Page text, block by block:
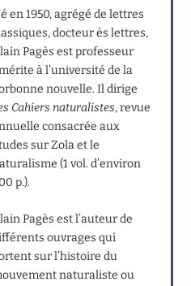
en 1950, agrégé de lettres
docteur ès lettres,
Pagès est professeur
à l’université de la
nouvelle. Il dirige
Cahiers naturalistes, revue
consacrée aux
sur Zola et le
(1 vol. d’environ
p.).
Pagès est l’auteur de
ouvrages qui
sur l’histoire du
naturaliste ou